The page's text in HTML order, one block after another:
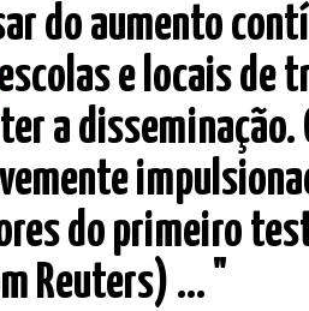
do aumento
e locais de
a
do primeiro
Reuters) ... "